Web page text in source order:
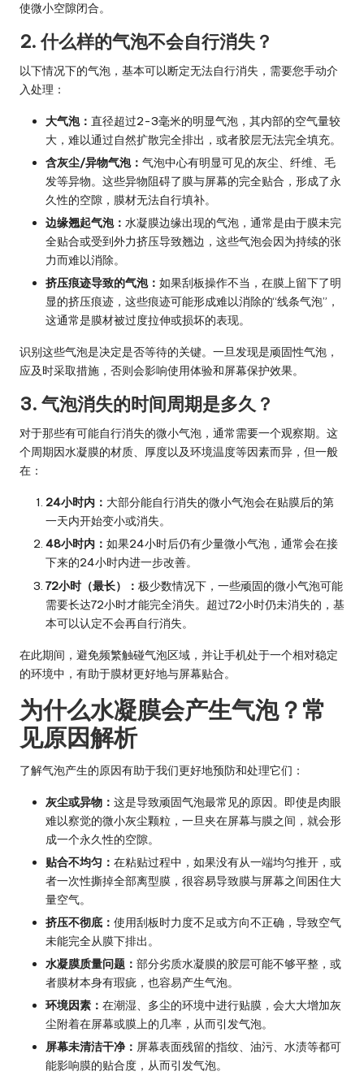
使微小空隙闭合。
2. 什么样的气泡不会自行消失？
以下情况下的气泡，基本可以断定无法自行消失，需要您手动介
入处理：
大气泡： 直径超过2-3毫米的明显气泡，其内部的空气量较
大，难以通过自然扩散完全排出，或者胶层无法完全填充。
含灰尘/异物气泡： 气泡中心有明显可见的灰尘、纤维、毛
发等异物。这些异物阻碍了膜与屏幕的完全贴合，形成了永
久性的空隙，膜材无法自行填补。
边缘翘起气泡： 水凝膜边缘出现的气泡，通常是由于膜未完
全贴合或受到外力挤压导致翘边，这些气泡会因为持续的张
力而难以消除。
挤压痕迹导致的气泡： 如果刮板操作不当，在膜上留下了明
显的挤压痕迹，这些痕迹可能形成难以消除的“线条气泡”，
这通常是膜材被过度拉伸或损坏的表现。
识别这些气泡是决定是否等待的关键。一旦发现是顽固性气泡，
应及时采取措施，否则会影响使用体验和屏幕保护效果。
3. 气泡消失的时间周期是多久？
对于那些有可能自行消失的微小气泡，通常需要一个观察期。这
个周期因水凝膜的材质、厚度以及环境温度等因素而异，但一般
在：
24小时内： 大部分能自行消失的微小气泡会在贴膜后的第
一天内开始变小或消失。
48小时内： 如果24小时后仍有少量微小气泡，通常会在接
下来的24小时内进一步改善。
72小时（最长）： 极少数情况下，一些顽固的微小气泡可能
需要长达72小时才能完全消失。超过72小时仍未消失的，基
本可以认定不会再自行消失。
在此期间，避免频繁触碰气泡区域，并让手机处于一个相对稳定
的环境中，有助于膜材更好地与屏幕贴合。
为什么水凝膜会产生气泡？常
见原因解析
了解气泡产生的原因有助于我们更好地预防和处理它们：
灰尘或异物： 这是导致顽固气泡最常见的原因。即使是肉眼
难以察觉的微小灰尘颗粒，一旦夹在屏幕与膜之间，就会形
成一个永久性的空隙。
贴合不均匀： 在粘贴过程中，如果没有从一端均匀推开，或
者一次性撕掉全部离型膜，很容易导致膜与屏幕之间困住大
量空气。
挤压不彻底： 使用刮板时力度不足或方向不正确，导致空气
未能完全从膜下排出。
水凝膜质量问题： 部分劣质水凝膜的胶层可能不够平整，或
者膜材本身有瑕疵，也容易产生气泡。
环境因素： 在潮湿、多尘的环境中进行贴膜，会大大增加灰
尘附着在屏幕或膜上的几率，从而引发气泡。
屏幕未清洁干净： 屏幕表面残留的指纹、油污、水渍等都可
能影响膜的贴合度，从而引发气泡。